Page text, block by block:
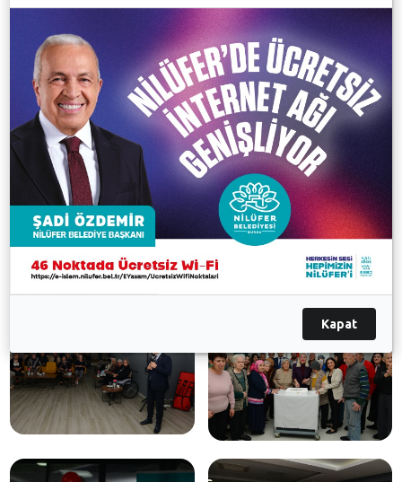
diliyorum” dedi.
Başkan Erdem, etkinlikte müziğe eşlik ederek
oynayan huzurevi sakinlerini de yalnız bırakmayarak
keyiflerine ortak oldu.
Nilüfer Belediyesi Lions & Ercan Dikencik Alzheimer
Hasta Konuk Evi’nde de Yaşlılar Haftası kapsamında
etkinlik düzenlendi. Nilüfer Belediye Başkan
Yardımcısı Dr. Sibel Özer, konuklarla birlikte pasta
kesti ve etkinliklerde onlara eşlik etti.
Galeri
Kapat